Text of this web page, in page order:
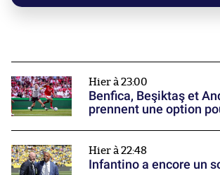
Hier à 23:00
Benfica, Beşiktaş et
prennent une option
Hier à 22:48
Infantino a encore un